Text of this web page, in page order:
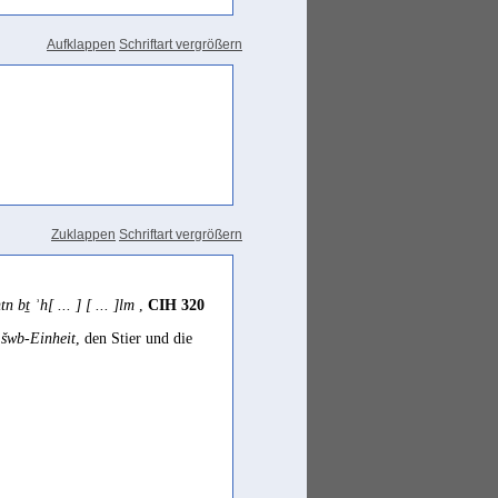
Aufklappen Schriftart vergrößern
Zuklappen Schriftart vergrößern
bṯ ʾh[ ... ] [ ... ]lm , CIH 320
šwb-Einheit, den Stier und die